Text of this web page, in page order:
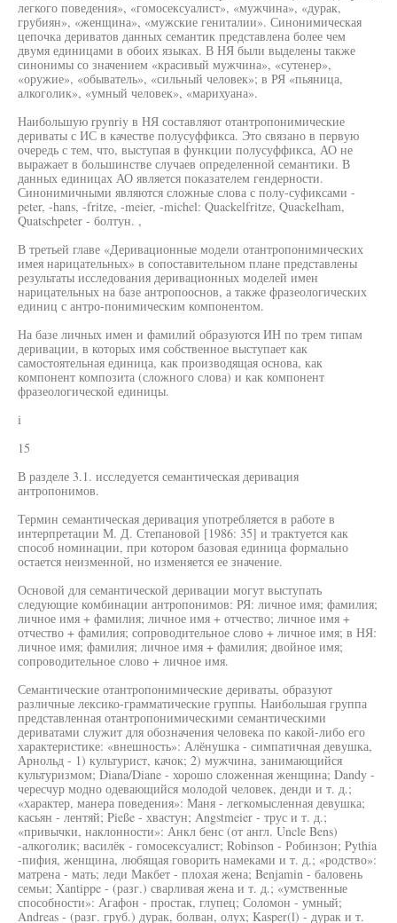
легкого поведения», «гомосексуалист», «мужчина», «дурак,
грубиян», «женщина», «мужские гениталии». Синонимическая
цепочка дериватов данных семантик представлена более чем
двумя единицами в обоих языках. В НЯ были выделены также
синонимы со значением «красивый мужчина», «сутенер»,
«оружие», «обыватель», «сильный человек»; в РЯ «пьяница,
алкоголик», «умный человек», «марихуана».
Наибольшую rpynriy в НЯ составляют отантропонимические
дериваты с ИС в качестве полусуффикса. Это связано в первую
очередь с тем, что, выступая в функции полусуффикса, АО не
выражает в большинстве случаев определенной семантики. В
данных единицах АО является показателем гендерности.
Синонимичными являются сложные слова с полу-суфиксами -
peter, -hans, -fritze, -meier, -michel: Quackelfritze, Quackelham,
Quatschpeter - болтун. ,
В третьей главе «Деривационные модели отантропонимических
имея нарицательных» в сопоставительном плане представлены
результаты исследования деривационных моделей имен
нарицательных на базе антропооснов, а также фразеологических
единиц с антро-понимическим компонентом.
На базе личных имен и фамилий образуются ИН по трем типам
деривации, в которых имя собственное выступает как
самостоятельная единица, как производящая основа, как
компонент композита (сложного слова) и как компонент
фразеологической единицы.
i
15
В разделе 3.1. исследуется семантическая деривация
антропонимов.
Термин семантическая деривация употребляется в работе в
интерпретации М. Д. Степановой [1986: 35] и трактуется как
способ номинации, при котором базовая единица формально
остается неизменной, но изменяется ее значение.
Основой для семантической деривации могут выступать
следующие комбинации антропонимов: РЯ: личное имя; фамилия;
личное имя + фамилия; личное имя + отчество; личное имя +
отчество + фамилия; сопроводительное слово + личное имя; в НЯ:
личное имя; фамилия; личное имя + фамилия; двойное имя;
сопроводительное слово + личное имя.
Семантические отантропонимические дериваты, образуют
различные лексико-грамматические группы. Наибольшая группа
представленная отантропонимическими семантическими
дериватами служит для обозначения человека по какой-либо его
характеристике: «внешность»: Алёнушка - симпатичная девушка,
Арнольд - 1) культурист, качок; 2) мужчина, занимающийся
культуризмом; Diana/Diane - хорошо сложенная женщина; Dandy -
чересчур модно одевающийся молодой человек, денди и т. д.;
«характер, манера поведения»: Маня - легкомысленная девушка;
касьян - лентяй; Pieße - хвастун; Angstmeier - трус и т. д.;
«привычки, наклонности»: Анкл бенс (от англ. Uncle Bens)
-алкоголик; василёк - гомосексуалист; Robinson - Робинзон; Pythia
-пифия, женщина, любящая говорить намеками и т. д.; «родство»:
матрена - мать; леди Макбет - плохая жена; Benjamin - баловень
семьи; Xantippe - (разг.) сварливая жена и т. д.; «умственные
способности»: Агафон - простак, глупец; Соломон - умный;
Andreas - (разг. груб.) дурак, болван, олух; Kasper(l) - дурак и т.